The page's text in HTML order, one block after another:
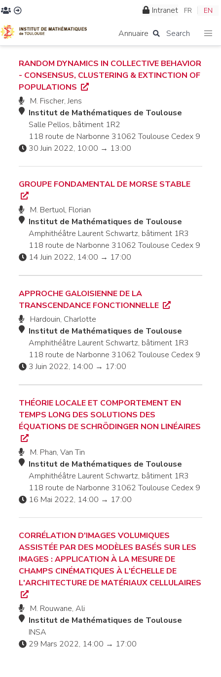
Intranet FR EN
Annuaire Search
RANDOM DYNAMICS IN COLLECTIVE BEHAVIOR
- CONSENSUS, CLUSTERING & EXTINCTION OF
POPULATIONS
M. Fischer, Jens
Institut de Mathématiques de Toulouse
Salle Pellos, bâtiment 1R2
118 route de Narbonne 31062 Toulouse Cedex 9
30 Juin 2022, 10:00 → 13:00
GROUPE FONDAMENTAL DE MORSE STABLE
M. Bertuol, Florian
Institut de Mathématiques de Toulouse
Amphithéâtre Laurent Schwartz, bâtiment 1R3
118 route de Narbonne 31062 Toulouse Cedex 9
14 Juin 2022, 14:00 → 17:00
APPROCHE GALOISIENNE DE LA
TRANSCENDANCE FONCTIONNELLE
Hardouin, Charlotte
Institut de Mathématiques de Toulouse
Amphithéâtre Laurent Schwartz, bâtiment 1R3
118 route de Narbonne 31062 Toulouse Cedex 9
3 Juin 2022, 14:00 → 17:00
THÉORIE LOCALE ET COMPORTEMENT EN
TEMPS LONG DES SOLUTIONS DES
ÉQUATIONS DE SCHRÖDINGER NON LINÉAIRES
M. Phan, Van Tin
Institut de Mathématiques de Toulouse
Amphithéâtre Laurent Schwartz, bâtiment 1R3
118 route de Narbonne 31062 Toulouse Cedex 9
16 Mai 2022, 14:00 → 17:00
CORRÉLATION D'IMAGES VOLUMIQUES
ASSISTÉE PAR DES MODÈLES BASÉS SUR LES
IMAGES : APPLICATION À LA MESURE DE
CHAMPS CINÉMATIQUES À L'ÉCHELLE DE
L'ARCHITECTURE DE MATÉRIAUX CELLULAIRES
M. Rouwane, Ali
Institut de Mathématiques de Toulouse
INSA
29 Mars 2022, 14:00 → 17:00